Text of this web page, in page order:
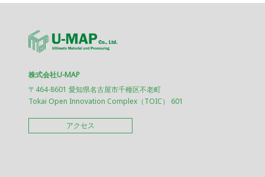
株式会社U-MAP
〒464-8601 愛知県名古屋市千種区不老町
Tokai Open Innovation Complex（TOIC） 601
アクセス